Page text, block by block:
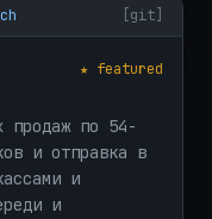
[git]
★ featured
продаж по 54-
и отправка в
и
и